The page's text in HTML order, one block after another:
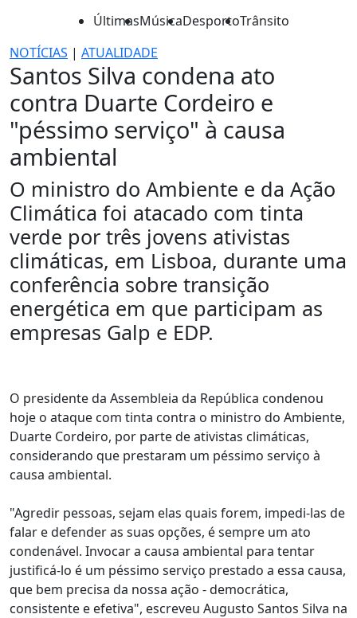
ÚltimasMúsicaDesportoTrânsito
NOTÍCIAS | ATUALIDADE
Santos Silva condena ato
contra Duarte Cordeiro e
"péssimo serviço" à causa
ambiental
O ministro do Ambiente e da Ação
Climática foi atacado com tinta
verde por três jovens ativistas
climáticas, em Lisboa, durante uma
conferência sobre transição
energética em que participam as
empresas Galp e EDP.
O presidente da Assembleia da República condenou
hoje o ataque com tinta contra o ministro do Ambiente,
Duarte Cordeiro, por parte de ativistas climáticas,
considerando que prestaram um péssimo serviço à
causa ambiental.
"Agredir pessoas, sejam elas quais forem, impedi-las de
falar e defender as suas opções, é sempre um ato
condenável. Invocar a causa ambiental para tentar
justificá-lo é um péssimo serviço prestado a essa causa,
que bem precisa da nossa ação - democrática,
consistente e efetiva", escreveu Augusto Santos Silva na